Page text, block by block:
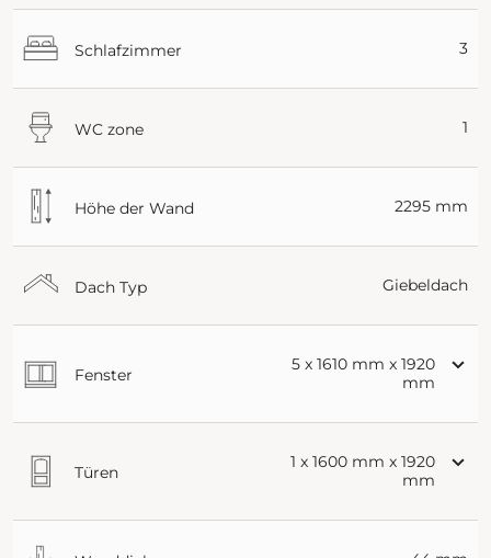
Schlafzimmer 3
WC zone 1
Höhe der Wand 2295 mm
Dach Typ Giebeldach
Fenster
5 x 1610 mm x 1920
mm
Türen
1 x 1600 mm x 1920
mm